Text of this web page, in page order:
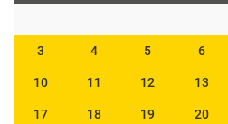
3 4 5 6
10 11 12 13
17 18 19 20